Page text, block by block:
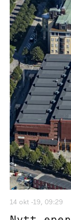
14 okt -19, 09:29